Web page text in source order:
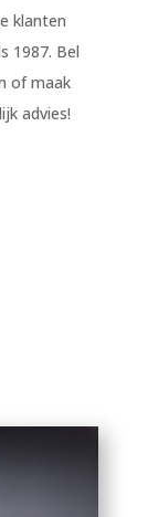
klanten
1987. Bel
of maak
advies!